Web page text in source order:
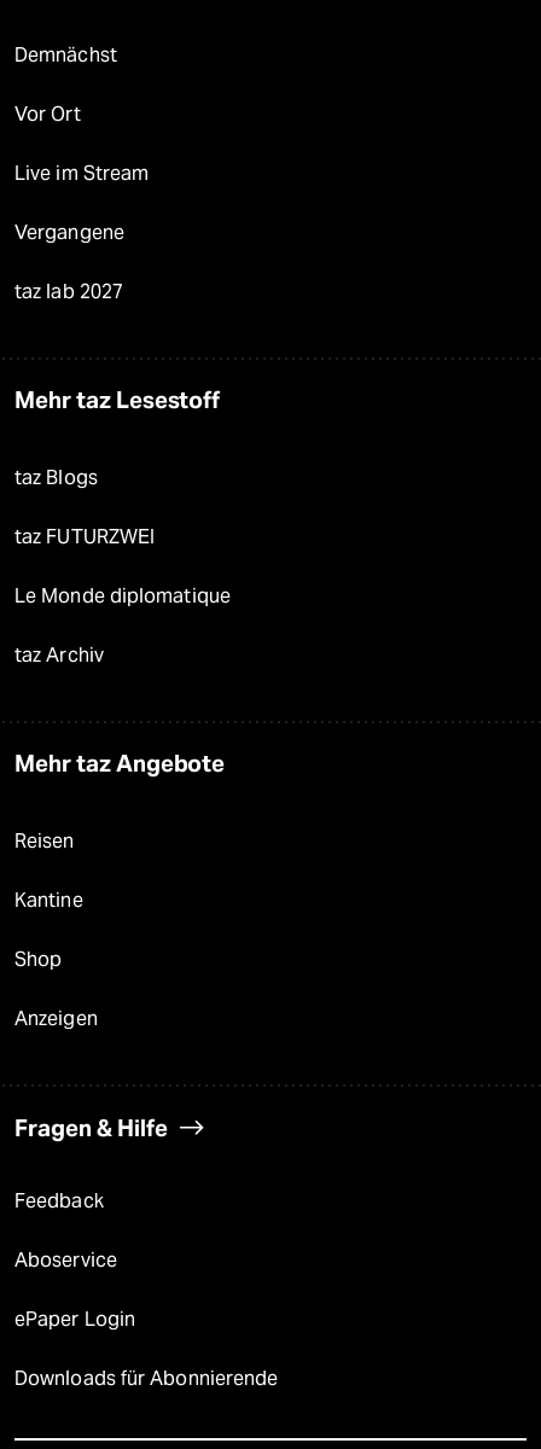
Demnächst
Vor Ort
Live im Stream
Vergangene
taz lab 2027
Mehr taz Lesestoff
taz Blogs
taz FUTURZWEI
Le Monde diplomatique
taz Archiv
Mehr taz Angebote
Reisen
Kantine
Shop
Anzeigen
Fragen & Hilfe
Feedback
Aboservice
ePaper Login
Downloads für Abonnierende